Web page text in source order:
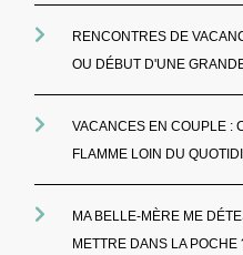
RENCONTRES DE
OU DÉBUT D'UNE
VACANCES EN COUPLE :
FLAMME LOIN DU
MA BELLE-MÈRE ME
METTRE DANS LA POCHE